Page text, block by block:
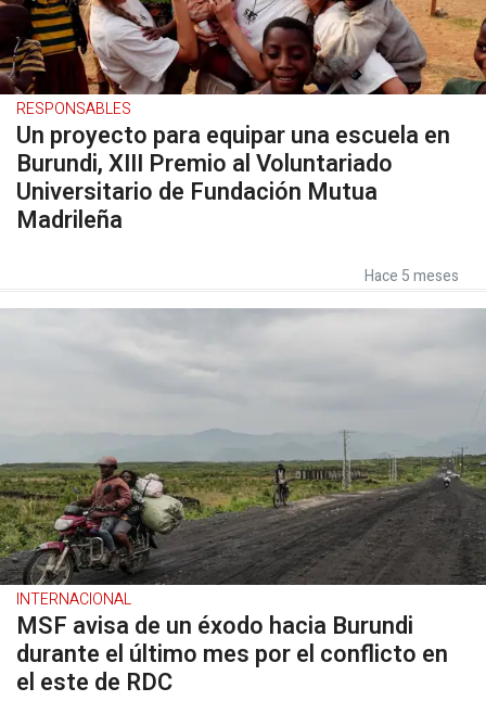
RESPONSABLES
Un proyecto para equipar una escuela en
Burundi, XIII Premio al Voluntariado
Universitario de Fundación Mutua
Madrileña
Hace 5 meses
INTERNACIONAL
MSF avisa de un éxodo hacia Burundi
durante el último mes por el conflicto en
el este de RDC